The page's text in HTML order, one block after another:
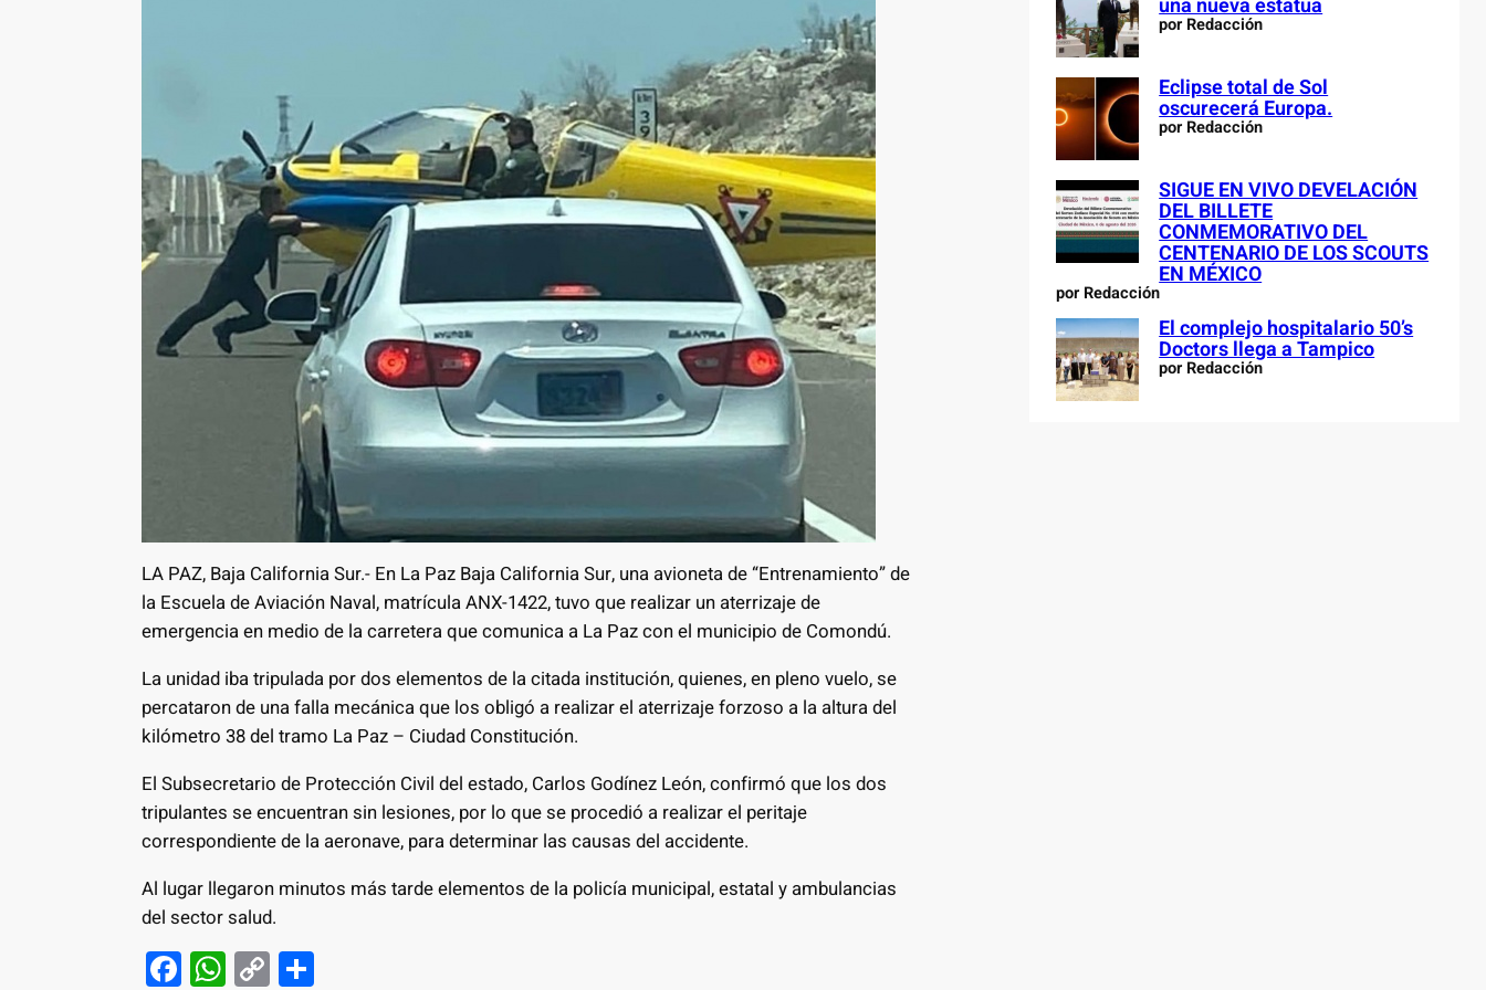
LA PAZ, Baja California Sur.- En La Paz Baja California Sur, una avioneta de “Entrenamiento” de
la Escuela de Aviación Naval, matrícula ANX-1422, tuvo que realizar un aterrizaje de
emergencia en medio de la carretera que comunica a La Paz con el municipio de Comondú.
La unidad iba tripulada por dos elementos de la citada institución, quienes, en pleno vuelo, se
percataron de una falla mecánica que los obligó a realizar el aterrizaje forzoso a la altura del
kilómetro 38 del tramo La Paz – Ciudad Constitución.
El Subsecretario de Protección Civil del estado, Carlos Godínez León, confirmó que los dos
tripulantes se encuentran sin lesiones, por lo que se procedió a realizar el peritaje
correspondiente de la aeronave, para determinar las causas del accidente.
Al lugar llegaron minutos más tarde elementos de la policía municipal, estatal y ambulancias
del sector salud.
F W C
una nueva estatua
por Redacción
Eclipse total de Sol
oscurecerá Europa.
por Redacción
SIGUE EN VIVO DEVELACIÓN
DEL BILLETE
CONMEMORATIVO DEL
CENTENARIO DE LOS SCOUTS
EN MÉXICO
por Redacción
El complejo hospitalario 50’s
Doctors llega a Tampico
por Redacción